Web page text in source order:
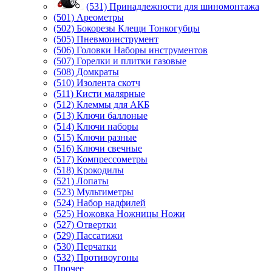
(531) Принадлежности для шиномонтажа
(501) Ареометры
(502) Бокорезы Клещи Тонкогубцы
(505) Пневмоинструмент
(506) Головки Наборы инструментов
(507) Горелки и плитки газовые
(508) Домкраты
(510) Изолента скотч
(511) Кисти малярные
(512) Клеммы для АКБ
(513) Ключи баллоные
(514) Ключи наборы
(515) Ключи разные
(516) Ключи свечные
(517) Компрессометры
(518) Крокодилы
(521) Лопаты
(523) Мультиметры
(524) Набор надфилей
(525) Ножовка Ножницы Ножи
(527) Отвертки
(529) Пассатижи
(530) Перчатки
(532) Противоугоны
Прочее